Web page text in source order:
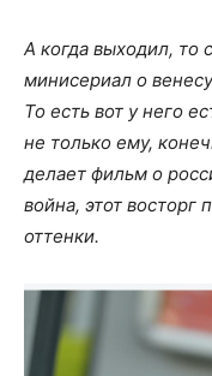
А когда выходил, то
минисериал о
То есть вот у него
не только ему,
делает фильм о
война, этот восторг
оттенки.